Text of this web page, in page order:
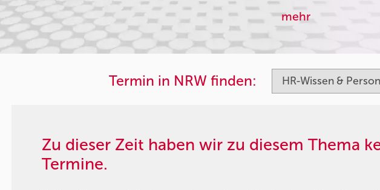
mehr
Termin in NRW finden:
Zu dieser Zeit haben wir zu diesem Thema
Termine.